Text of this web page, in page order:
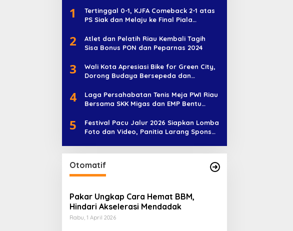
1
Tertinggal 0-1, KJFA Comeback 2-1 atas
PS Siak dan Melaju ke Final Piala
2
Atlet dan Pelatih Riau Kembali Tagih
Sisa Bonus PON dan Peparnas 2024
3
Wali Kota Apresiasi Bike for Green City,
Dorong Budaya Bersepeda dan
4
Laga Persahabatan Tenis Meja PWI Riau
Bersama SKK Migas dan EMP Bentu
5
Festival Pacu Jalur 2026 Siapkan Lomba
Foto dan Video, Panitia Larang Sponsor
Otomatif
Pakar Ungkap Cara Hemat BBM,
Hindari Akselerasi Mendadak
Rabu, 1 April 2026